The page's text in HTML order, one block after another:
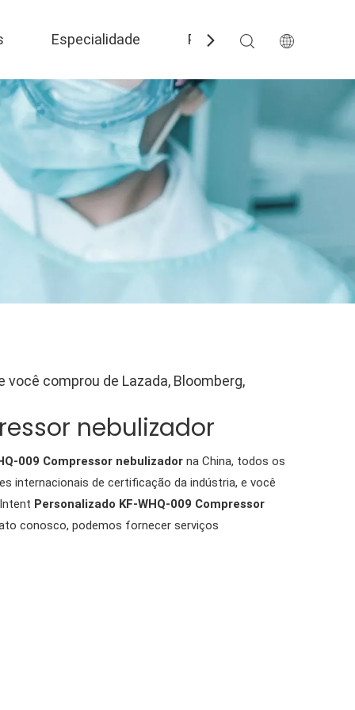
Especialidade Perguntas frequentes
comprou de Lazada, Bloomberg,
nebulizador
009 Compressor nebulizador na China, todos os
internacionais de certificação da indústria, e você
Personalizado KF-WHQ-009 Compressor
conosco, podemos fornecer serviços